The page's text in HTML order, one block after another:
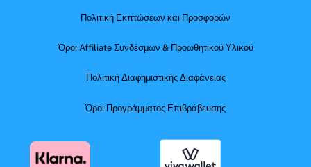
Πολιτική Εκπτώσεων και Προσφορών
Όροι Affiliate Συνδέσμων & Προωθητικού Υλικού
Πολιτική Διαφημιστικής Διαφάνειας
Όροι Προγράμματος Επιβράβευσης